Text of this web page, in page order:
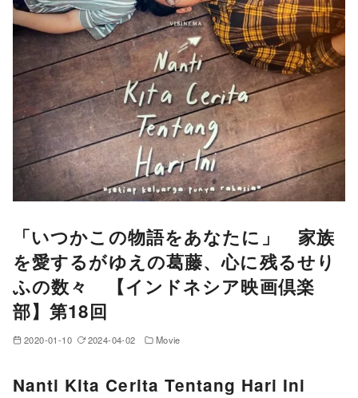
「いつかこの物語をあなたに」 家族
を愛するがゆえの葛藤、心に残るせり
ふの数々 【インドネシア映画倶楽
部】第18回
2020-01-10 2024-04-02 Movie
Nanti Kita Cerita Tentang Hari Ini